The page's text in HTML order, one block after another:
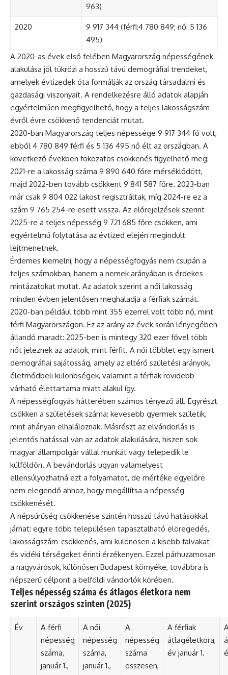
963)
2020
9 917 344 (férfi:4 780 849; nő: 5 136
495)
A 2020-as évek első felében Magyarország népességének
alakulása jól tükrözi a hosszú távú demográfiai trendeket,
amelyek évtizedek óta formálják az ország társadalmi és
gazdasági viszonyait. A rendelkezésre álló adatok alapján
egyértelműen megfigyelhető, hogy a teljes lakosságszám
évről évre csökkenő tendenciát mutat.
2020-ban Magyarország teljes népessége 9 917 344 fő volt,
ebből 4 780 849 férfi és 5 136 495 nő élt az országban. A
következő években fokozatos csökkenés figyelhető meg:
2021-re a lakosság száma 9 890 640 főre mérséklődött,
majd 2022-ben tovább csökkent 9 841 587 főre. 2023-ban
már csak 9 804 022 lakost regisztráltak, míg 2024-re ez a
szám 9 765 254-re esett vissza. Az előrejelzések szerint
2025-re a teljes népesség 9 721 685 főre csökken, ami
egyértelmű folytatása az évtized elején megindult
lejtmenetnek.
Érdemes kiemelni, hogy a népességfogyás nem csupán a
teljes számokban, hanem a nemek arányában is érdekes
mintázatokat mutat. Az adatok szerint a női lakosság
minden évben jelentősen meghaladja a férfiak számát.
2020-ban például több mint 355 ezerrel volt több nő, mint
férfi Magyarországon. Ez az arány az évek során lényegében
állandó maradt: 2025-ben is mintegy 320 ezer fővel több
nőt jeleznek az adatok, mint férfit. A női többlet egy ismert
demográfiai sajátosság, amely az eltérő születési arányok,
életmódbeli különbségek, valamint a férfiak rövidebb
várható élettartama miatt alakul így.
A népességfogyás hátterében számos tényező áll. Egyrészt
csökken a születések száma: kevesebb gyermek születik,
mint ahányan elhaláloznak. Másrészt az elvándorlás is
jelentős hatással van az adatok alakulására, hiszen sok
magyar állampolgár vállal munkát vagy telepedik le
külföldön. A bevándorlás ugyan valamelyest
ellensúlyozhatná ezt a folyamatot, de mértéke egyelőre
nem elegendő ahhoz, hogy megállítsa a népesség
csökkenését.
A népsűrűség csökkenése szintén hosszú távú hatásokkal
járhat: egyre több településen tapasztalható elöregedés,
lakosságszám-csökkenés, ami különösen a kisebb falvakat
és vidéki térségeket érinti érzékenyen. Ezzel párhuzamosan
a nagyvárosok, különösen Budapest környéke, továbbra is
népszerű célpont a belföldi vándorlók körében.
Teljes népesség száma és átlagos életkora nem
szerint országos szinten (2025)
Év
A férfi
népesség
száma,
január 1.,
A női
népesség
száma,
január 1.,
A
népesség
száma
összesen,
A férfiak
átlagéletkora,
év január 1.